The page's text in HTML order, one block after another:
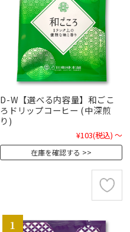
D-W【選べる内容量】和ごこ
ろドリップコーヒー (中深煎
り)
¥103(税込) ～
在庫を確認する